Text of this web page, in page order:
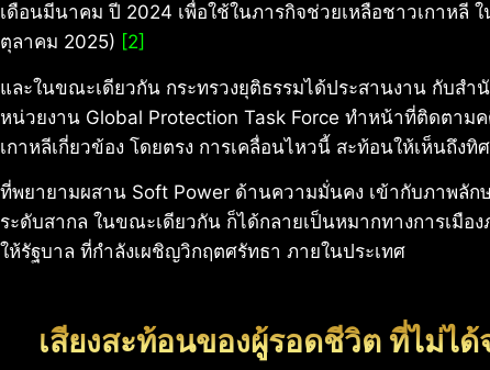
เดือนมีนาคม ปี 2024 เพื่อใช้ในภารกิจช่วยเหลือชาวเกาหลี ใ
ตุลาคม 2025) [2]
และในขณะเดียวกัน กระทรวงยุติธรรมได้ประสานงาน กับสำ
หน่วยงาน Global Protection Task Force ทำหน้าที่ติดตา
เกาหลีเกี่ยวข้อง โดยตรง การเคลื่อนไหวนี้ สะท้อนให้เห็นถึง
ที่พยายามผสาน Soft Power ด้านความมั่นคง เข้ากับภาพลั
ระดับสากล ในขณะเดียวกัน ก็ได้กลายเป็นหมากทางการเมือ
ให้รัฐบาล ที่กำลังเผชิญวิกฤตศรัทธา ภายในประเทศ
เสียงสะท้อนของผู้รอดชีวิต ที่ไม่ไ